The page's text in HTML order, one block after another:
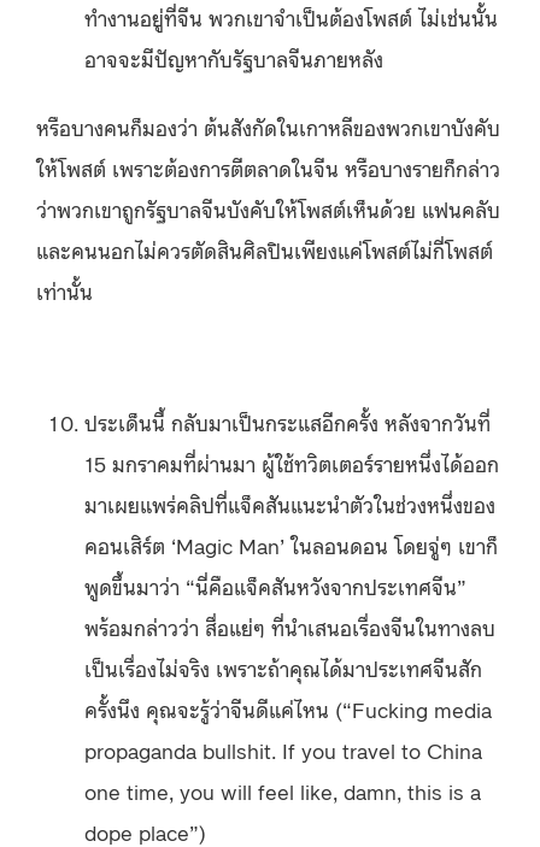
ทำงานอยู่ที่จีน พวกเขาจำเป็นต้องโพสต์ ไม่เช่นนั้น
อาจจะมีปัญหากับรัฐบาลจีนภายหลัง
หรือบางคนก็มองว่า ต้นสังกัดในเกาหลีของพวกเขาบังคับ
ให้โพสต์ เพราะต้องการตีตลาดในจีน หรือบางรายก็กล่าว
ว่าพวกเขาถูกรัฐบาลจีนบังคับให้โพสต์เห็นด้วย แฟนคลับ
และคนนอกไม่ควรตัดสินศิลปินเพียงแค่โพสต์ไม่กี่โพสต์
เท่านั้น
ประเด็นนี้ กลับมาเป็นกระแสอีกครั้ง หลังจากวันที่
15 มกราคมที่ผ่านมา ผู้ใช้ทวิตเตอร์รายหนึ่งได้ออก
มาเผยแพร่คลิปที่แจ็คสันแนะนำตัวในช่วงหนึ่งของ
คอนเสิร์ต ‘Magic Man’ ในลอนดอน โดยจู่ๆ เขาก็
พูดขึ้นมาว่า “นี่คือแจ็คสันหวังจากประเทศจีน”
พร้อมกล่าวว่า สื่อแย่ๆ ที่นำเสนอเรื่องจีนในทางลบ
เป็นเรื่องไม่จริง เพราะถ้าคุณได้มาประเทศจีนสัก
ครั้งนึง คุณจะรู้ว่าจีนดีแค่ไหน (“Fucking media
propaganda bullshit. If you travel to China
one time, you will feel like, damn, this is a
dope place”)